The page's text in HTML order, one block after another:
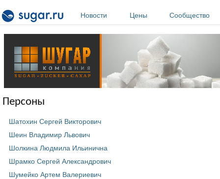
Новости
Цены Сообщество
Персоны
Шатохин Сергей Викторович
Шеин Владимир Львович
Шолкина Людмила Ильинична
Шрамко Сергей Александрович
Шумейко Артем Валериевич